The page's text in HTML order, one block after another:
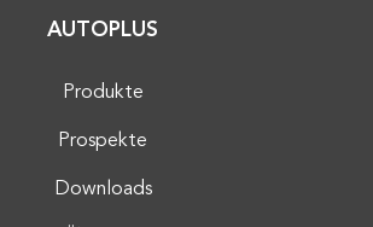
AUTOPLUS
Produkte
Prospekte
Downloads